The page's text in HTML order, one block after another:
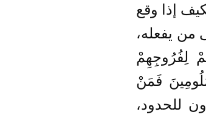
إذا وقع
من يفعله،
لِفُرُوجِهِمْ
فَمَنْ
للحدود،